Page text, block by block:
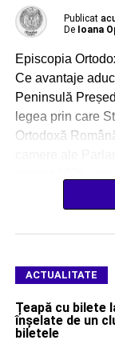
Publicat
De Ioana
Episcopia
Ce avantaje
Peninsulă
legea prin care
Ortodoxă
ACTUALITATE
Țeapă cu bilete
înșelate de un
biletele